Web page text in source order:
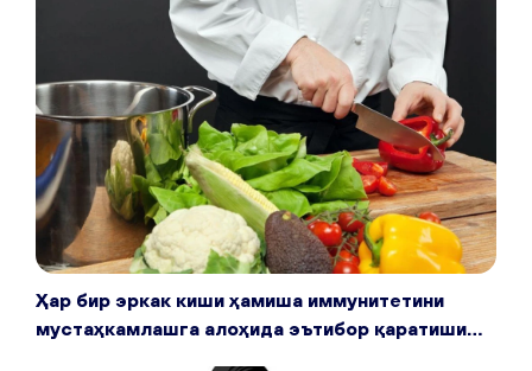
Ҳар бир эркак киши ҳамиша иммунитетини
мустаҳкамлашга алоҳида эътибор қаратиши